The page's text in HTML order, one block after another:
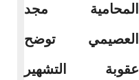
المحامية مجد
العصيمي توضح
عقوبة التشهير